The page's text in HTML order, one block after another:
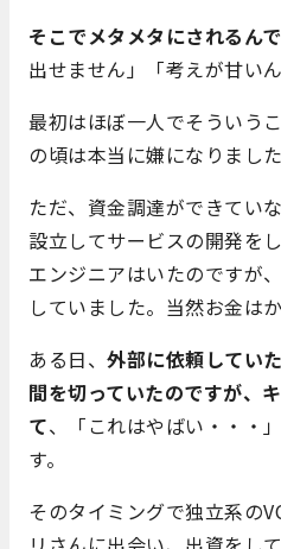
そこでメタメタにされるん
出せません」「考えが甘い
最初はほぼ一人でそういう
の頃は本当に嫌になりました
ただ、資金調達ができてい
設立してサービスの開発を
エンジニアはいたのですが
していました。当然お金は
ある日、 外部に依頼してい
間を切っていたのですが、
て、「これはやばい・・・
す。
そのタイミングで独立系の